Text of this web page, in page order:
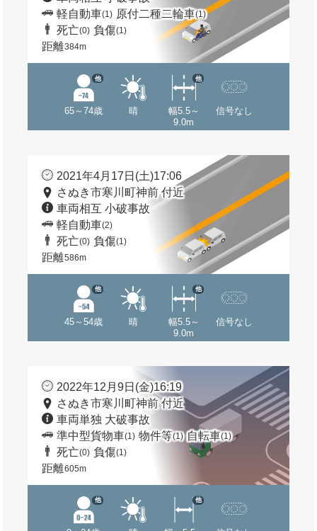
軽自動車(1) 原付二種二輪車(1)
死亡(0) 負傷(1)
距離384m
65～74歳
他
晴
幅5.5～
9.0m
他
信号なし
2021年4月17日(土)17:06
さぬき市寒川町神前 付近
車両相互 小破事故
軽自動車(2)
死亡(0) 負傷(1)
距離586m
45～54歳
他
晴
幅5.5～
9.0m
他
信号なし
2022年12月9日(金)16:19
さぬき市寒川町神前 付近
車両単独 大破事故
準中型貨物車(1) 物件等(1) 自転車(1)
死亡(0) 負傷(1)
距離605m
他 他